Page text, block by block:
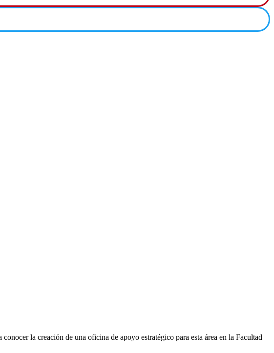
la creación de una oficina de apoyo estratégico para esta área en la Facultad